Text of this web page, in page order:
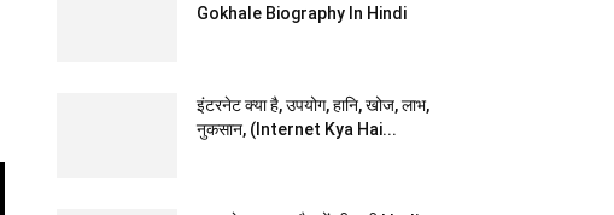
Gokhale Biography In Hindi
इंटरनेट क्या है, उपयोग, हानि, खोज, लाभ,
नुकसान, (Internet Kya Hai...